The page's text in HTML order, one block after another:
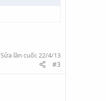
Sửa lần cuối:22/4/13
#3